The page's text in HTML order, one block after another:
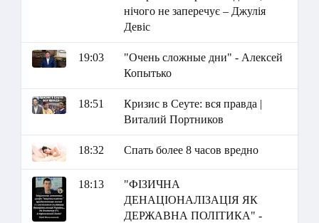
нічого не заперечує – Джулія
Девіс
19:03
"Очень сложные дни" - Алексей
Копытько
18:51
Кризис в Сеуте: вся правда |
Виталий Портников
18:32 Спать более 8 часов вредно
18:13
"ФІЗИЧНА
ДЕНАЦІОНАЛІЗАЦІЯ ЯК
ДЕРЖАВНА ПОЛІТИКА" -